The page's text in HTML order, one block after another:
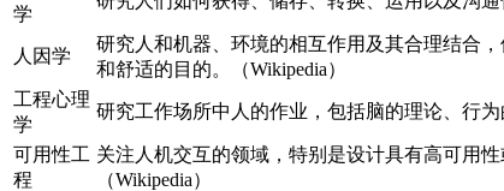
学
人因学
研究人和机器、环境的相互作用及其合理结合
和舒适的目的。（Wikipedia）
工程心理
学
研究工作场所中人的作业，包括脑的理论、行为
可用性工
程
关注人机交互的领域，特别是设计具有高可用
（Wikipedia）